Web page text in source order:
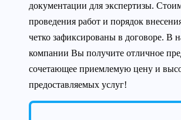
документации для экспертизы.
проведения работ и порядок
четко зафиксированы в договоре. В
компании Вы получите отличное
сочетающее приемлемую цену и
предоставляемых услуг!